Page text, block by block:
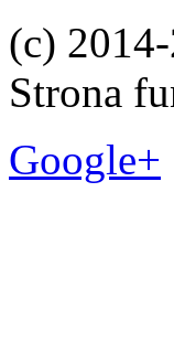
(c)
Strona
Google+